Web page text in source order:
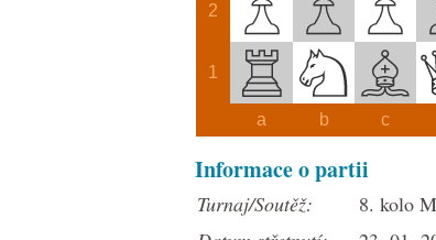
2
1
a b c
Informace o partii
Turnaj/Soutěž:
8. kolo